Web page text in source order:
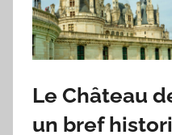
Le Château
un bref